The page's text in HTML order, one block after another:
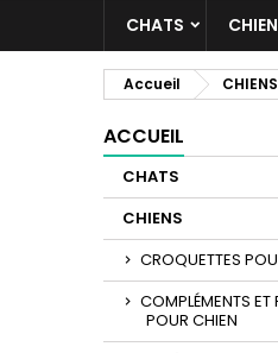
CHATS
Accueil CHIENS
ACCUEIL
CHATS
CHIENS
CROQUETTES
COMPLÉMENTS ET
POUR CHIEN